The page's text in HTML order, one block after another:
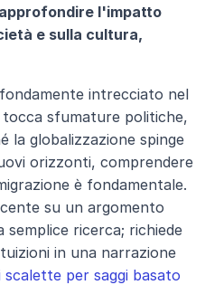
l'impatto
e sulla cultura,
intrecciato nel
sfumature politiche,
la globalizzazione spinge
orizzonti, comprendere
è fondamentale.
su un argomento
semplice ricerca; richiede
in una narrazione
per saggi basato